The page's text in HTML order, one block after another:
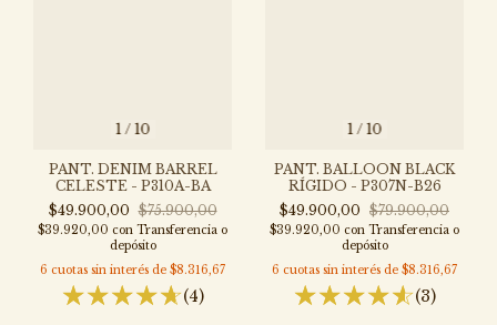
1/ 10
PANT. DENIM BARREL
CELESTE - P310A-BA
$49.900,00 $75.900,00
$39.920,00 con Transferencia o
depósito
6 cuotas sin interés de $8.316,67
(4)
1/ 10
PANT. BALLOON BLACK
RÍGIDO - P307N-B26
$49.900,00 $79.900,00
$39.920,00 con Transferencia o
depósito
6 cuotas sin interés de $8.316,67
(3)